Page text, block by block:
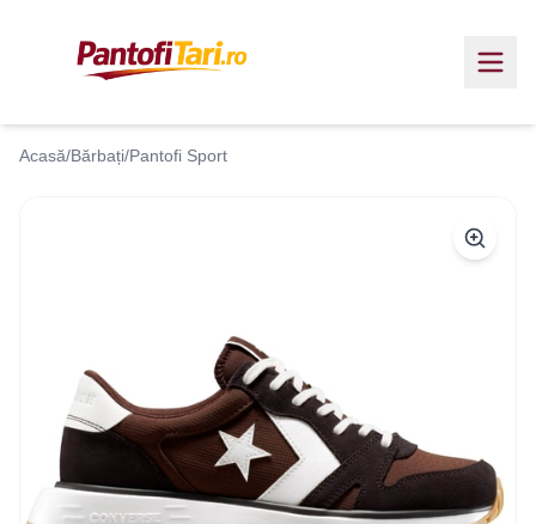
Acasă/Bărbați/Pantofi Sport